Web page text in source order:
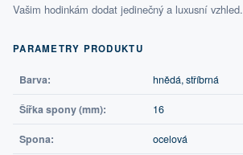
Vašim hodinkám dodat jedinečný a luxusní vzhled.
PARAMETRY PRODUKTU
Barva: hnědá, stříbrná
Šířka spony (mm): 16
Spona: ocelová